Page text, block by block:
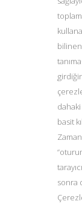
bilinen
basit
sonra